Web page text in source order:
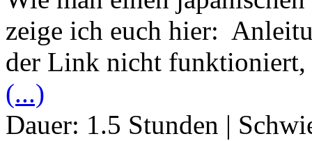
zeige ich euch hier:
der Link nicht
(...)
Dauer: 1.5 Stunden |